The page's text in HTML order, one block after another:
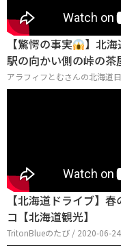
【驚愕の事実
】北
駅の向かい側の峠の茶
アラフィフとむさんの北海道
【北海道ドライブ】
コ【北海道観光】
TritonBlueのたび / 2020-06-24